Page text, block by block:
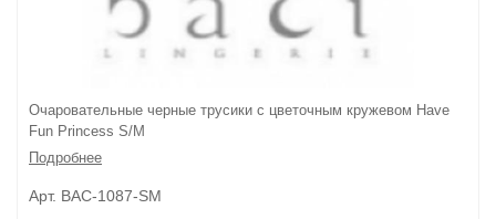
Очаровательные черные трусики с цветочным кружевом Have
Fun Princess S/M
Подробнее
Арт. BAC-1087-SM